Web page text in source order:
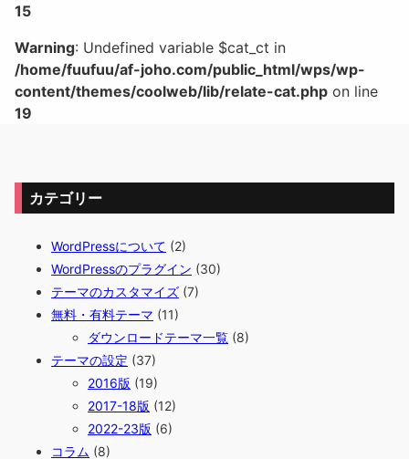
15
Warning: Undefined variable $cat_ct in
/home/fuufuu/af-joho.com/public_html/wps/wp-
content/themes/coolweb/lib/relate-cat.php on line
19
カテゴリー
WordPressについて (2)
WordPressのプラグイン (30)
テーマのカスタマイズ (7)
無料・有料テーマ (11)
ダウンロードテーマ一覧 (8)
テーマの設定 (37)
2016版 (19)
2017-18版 (12)
2022-23版 (6)
コラム (8)